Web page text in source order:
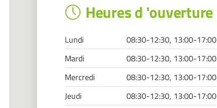
Heures d 'ouverture
Lundi
08:30-12:30, 13:00-17:00
Mardi
08:30-12:30, 13:00-17:00
Mercredi
08:30-12:30, 13:00-17:00
Jeudi
08:30-12:30, 13:00-17:00